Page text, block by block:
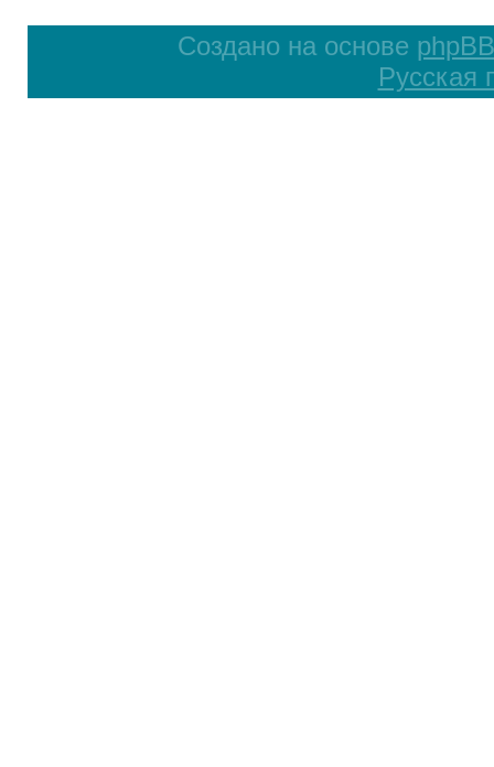
Создано на основе phpBB
Русская